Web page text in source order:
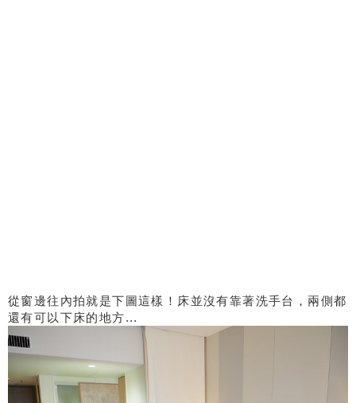
從窗邊往內拍就是下圖這樣！床並沒有靠著洗手台，兩側都
還有可以下床的地方...